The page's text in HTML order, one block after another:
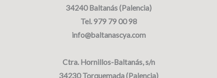
34240 Baltanás (Palencia)
Tel. 979 79 00 98
info@baltanascya.com
Ctra. Hornillos-Baltanás, s/n
34230 Torquemada (Palencia)